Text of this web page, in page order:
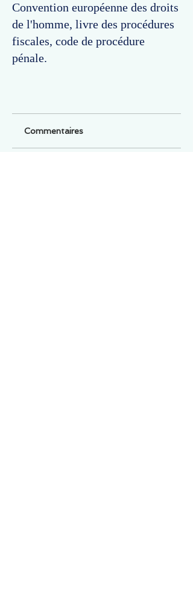
Convention européenne des droits
de l'homme, livre des procédures
fiscales, code de procédure
pénale.
Commentaires